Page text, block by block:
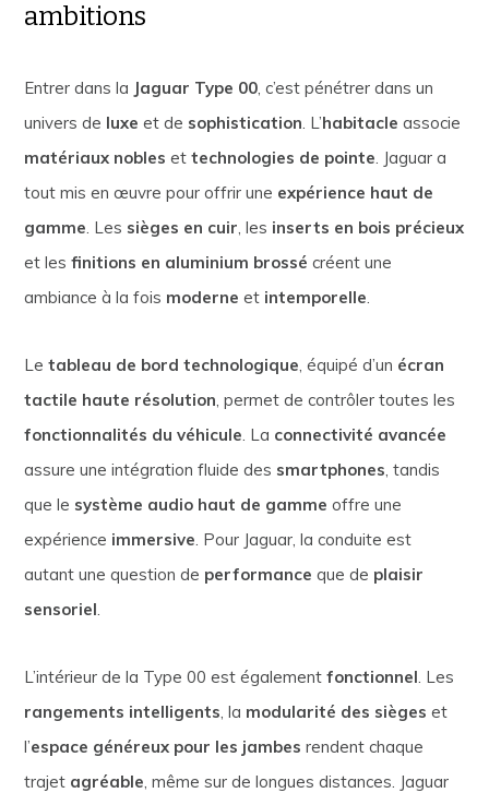
ambitions
Entrer dans la Jaguar Type 00, c’est pénétrer dans un
univers de luxe et de sophistication. L’habitacle associe
matériaux nobles ettechnologies de pointe. Jaguar a
tout mis en œuvre pour offrir une expérience haut de
gamme. Les sièges en cuir, les inserts en bois précieux
et lesfinitions en aluminium brossé créent une
ambiance à la fois moderne et intemporelle.
Letableau de bord technologique, équipé d’un écran
tactile haute résolution, permet de contrôler toutes les
fonctionnalités du véhicule. La connectivité avancée
assure une intégration fluide des smartphones, tandis
que le système audio haut de gamme offre une
expérience immersive. Pour Jaguar, la conduite est
autant une question de performance que de plaisir
sensoriel.
L’intérieur de la Type 00 est égalementfonctionnel. Les
rangements intelligents, la modularité des sièges et
l’espace généreux pour les jambes rendent chaque
trajet agréable, même sur de longues distances. Jaguar